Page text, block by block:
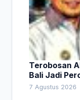
Terobosan
Bali Jadi
Pembiayaan
7 Agustus 2026